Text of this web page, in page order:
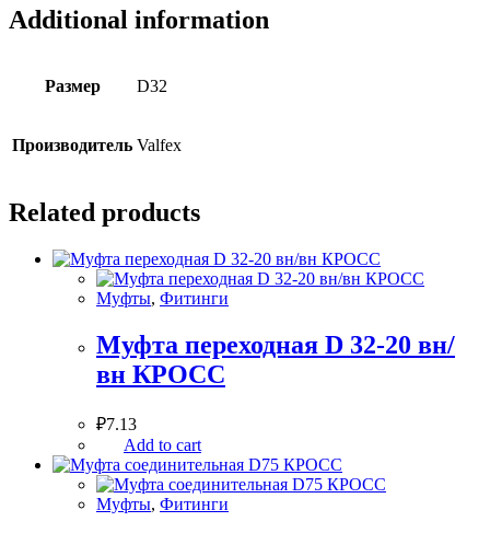
Additional information
Размер D32
Производитель Valfex
Related products
Муфты, Фитинги
Муфта переходная D 32-20 вн/
вн КРОСС
₽7.13
Add to cart
Муфты, Фитинги